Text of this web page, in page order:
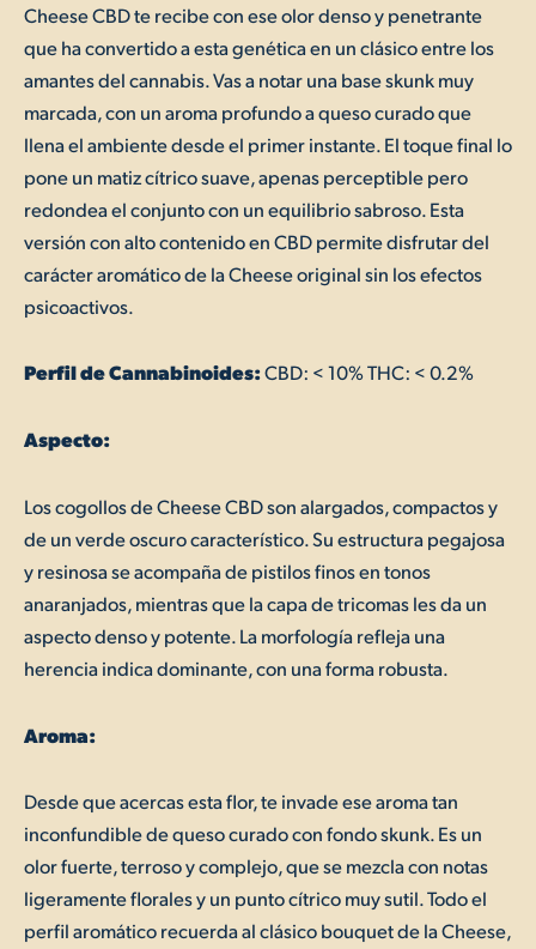
Cheese CBD te recibe con ese olor denso y penetrante
que ha convertido a esta genética en un clásico entre los
amantes del cannabis. Vas a notar una base skunk muy
marcada, con un aroma profundo a queso curado que
llena el ambiente desde el primer instante. El toque final lo
pone un matiz cítrico suave, apenas perceptible pero
redondea el conjunto con un equilibrio sabroso. Esta
versión con alto contenido en CBD permite disfrutar del
carácter aromático de la Cheese original sin los efectos
psicoactivos.
Perfil de Cannabinoides:CBD: < 10% THC: < 0.2%
Aspecto:
Los cogollos de Cheese CBD son alargados, compactos y
de un verde oscuro característico. Su estructura pegajosa
y resinosa se acompaña de pistilos finos en tonos
anaranjados, mientras que la capa de tricomas les da un
aspecto denso y potente. La morfología refleja una
herencia indica dominante, con una forma robusta.
Aroma:
Desde que acercas esta flor, te invade ese aroma tan
inconfundible de queso curado con fondo skunk. Es un
olor fuerte, terroso y complejo, que se mezcla con notas
ligeramente florales y un punto cítrico muy sutil. Todo el
perfil aromático recuerda al clásico bouquet de la Cheese,